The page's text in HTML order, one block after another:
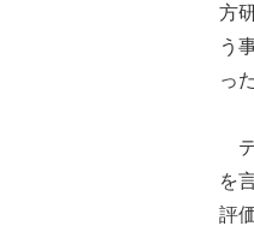
方
う
っ
テ
を
評